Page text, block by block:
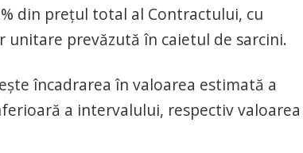
din prețul total al Contractului, cu
prevăzută în caietul de sarcini.
încadrarea în valoarea estimată a
a intervalului, respectiv